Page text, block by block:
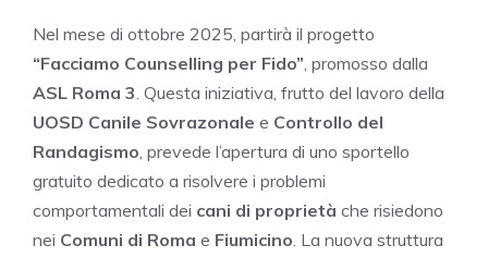
Nel mese di ottobre 2025, partirà il progetto
“Facciamo Counselling per Fido”, promosso dalla
ASL Roma 3. Questa iniziativa, frutto del lavoro della
UOSD Canile Sovrazonale e Controllo del
Randagismo, prevede l’apertura di uno sportello
gratuito dedicato a risolvere i problemi
comportamentali dei cani di proprietà che risiedono
nei Comuni di Roma e Fiumicino. La nuova struttura